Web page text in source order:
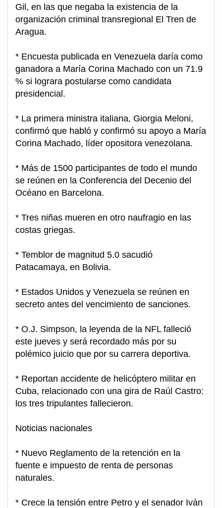
Gil, en las que negaba la existencia de la
organización criminal transregional El Tren de
Aragua.
* Encuesta publicada en Venezuela daría como
ganadora a María Corina Machado con un 71.9
% si lograra postularse como candidata
presidencial.
* La primera ministra italiana, Giorgia Meloni,
confirmó que habló y confirmó su apoyo a María
Corina Machado, líder opositora venezolana.
* Más de 1500 participantes de todo el mundo
se reúnen en la Conferencia del Decenio del
Océano en Barcelona.
* Tres niñas mueren en otro naufragio en las
costas griegas.
* Temblor de magnitud 5.0 sacudió
Patacamaya, en Bolivia.
* Estados Unidos y Venezuela se reúnen en
secreto antes del vencimiento de sanciones.
* O.J. Simpson, la leyenda de la NFL falleció
este jueves y será recordado más por su
polémico juicio que por su carrera deportiva.
* Reportan accidente de helicóptero militar en
Cuba, relacionado con una gira de Raúl Castro:
los tres tripulantes fallecieron.
Noticias nacionales
* Nuevo Reglamento de la retención en la
fuente e impuesto de renta de personas
naturales.
* Crece la tensión entre Petro y el senador Iván